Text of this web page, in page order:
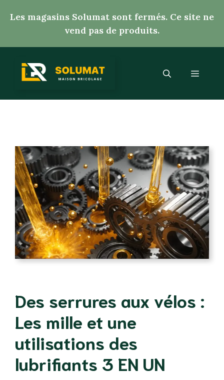
Les magasins Solumat sont fermés. Ce site ne
vend pas de produits.
Menu
Des serrures aux vélos :
Les mille et une
utilisations des
lubrifiants 3 EN UN